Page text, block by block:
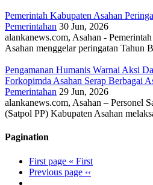
Pemerintah Kabupaten Asahan
Pemerintahan 30 Jun, 2026
alankanews.com, Asahan -
Asahan menggelar peringatan Tahun
Pengamanan Humanis Warnai Aksi
Forkopimda Asahan Serap Berbagai
Pemerintahan 29 Jun, 2026
alankanews.com, Asahan – Personel
(Satpol PP) Kabupaten Asahan
Pagination
First page « First
Previous page ‹‹